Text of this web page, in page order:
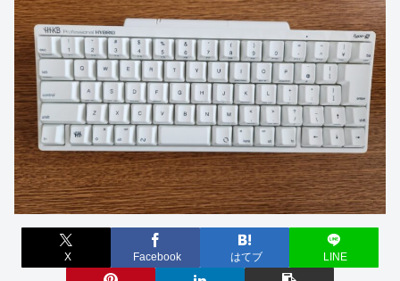
X Facebook はてブ LINE